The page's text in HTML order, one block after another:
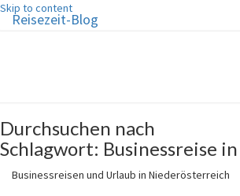
Skip to content
Reisezeit-Blog
Durchsuchen nach
Schlagwort: Businessreise
Businessreisen und Urlaub in Niederösterreich